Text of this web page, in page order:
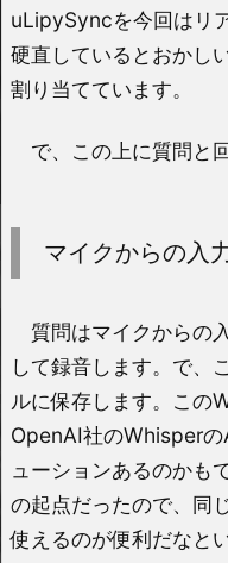
uLipySyncを今回はリ
硬直しているとおかし
割り当てています。
で、この上に質問と
マイクからの入
質問はマイクからの
して録音します。で、
ルに保存します。この
OpenAI社のWhisperの
ューションあるのかも
の起点だったので、同
使えるのが便利だなと